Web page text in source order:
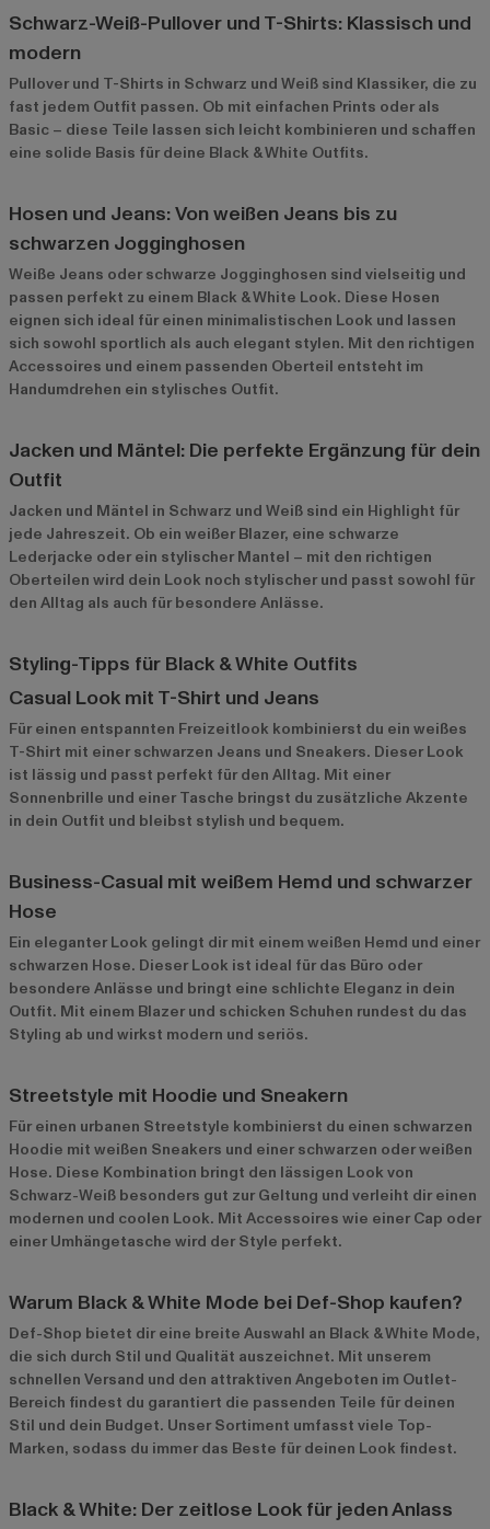
Schwarz-Weiß-Pullover und T-Shirts: Klassisch und
modern
Pullover und T-Shirts in Schwarz und Weiß sind Klassiker, die zu
fast jedem Outfit passen. Ob mit einfachen Prints oder als
Basic – diese Teile lassen sich leicht kombinieren und schaffen
eine solide Basis für deine Black & White Outfits.
Hosen und Jeans: Von weißen Jeans bis zu
schwarzen Jogginghosen
Weiße Jeans oder schwarze Jogginghosen sind vielseitig und
passen perfekt zu einem Black & White Look. Diese Hosen
eignen sich ideal für einen minimalistischen Look und lassen
sich sowohl sportlich als auch elegant stylen. Mit den richtigen
Accessoires und einem passenden Oberteil entsteht im
Handumdrehen ein stylisches Outfit.
Jacken und Mäntel: Die perfekte Ergänzung für dein
Outfit
Jacken und Mäntel in Schwarz und Weiß sind ein Highlight für
jede Jahreszeit. Ob ein weißer Blazer, eine schwarze
Lederjacke oder ein stylischer Mantel – mit den richtigen
Oberteilen wird dein Look noch stylischer und passt sowohl für
den Alltag als auch für besondere Anlässe.
Styling-Tipps für Black & White Outfits
Casual Look mit T-Shirt und Jeans
Für einen entspannten Freizeitlook kombinierst du ein weißes
T-Shirt mit einer schwarzen Jeans und Sneakers. Dieser Look
ist lässig und passt perfekt für den Alltag. Mit einer
Sonnenbrille und einer Tasche bringst du zusätzliche Akzente
in dein Outfit und bleibst stylish und bequem.
Business-Casual mit weißem Hemd und schwarzer
Hose
Ein eleganter Look gelingt dir mit einem weißen Hemd und einer
schwarzen Hose. Dieser Look ist ideal für das Büro oder
besondere Anlässe und bringt eine schlichte Eleganz in dein
Outfit. Mit einem Blazer und schicken Schuhen rundest du das
Styling ab und wirkst modern und seriös.
Streetstyle mit Hoodie und Sneakern
Für einen urbanen Streetstyle kombinierst du einen schwarzen
Hoodie mit weißen Sneakers und einer schwarzen oder weißen
Hose. Diese Kombination bringt den lässigen Look von
Schwarz-Weiß besonders gut zur Geltung und verleiht dir einen
modernen und coolen Look. Mit Accessoires wie einer Cap oder
einer Umhängetasche wird der Style perfekt.
Warum Black & White Mode bei Def-Shop kaufen?
Def-Shop bietet dir eine breite Auswahl an Black & White Mode,
die sich durch Stil und Qualität auszeichnet. Mit unserem
schnellen Versand und den attraktiven Angeboten im Outlet-
Bereich findest du garantiert die passenden Teile für deinen
Stil und dein Budget. Unser Sortiment umfasst viele Top-
Marken, sodass du immer das Beste für deinen Look findest.
Black & White: Der zeitlose Look für jeden Anlass